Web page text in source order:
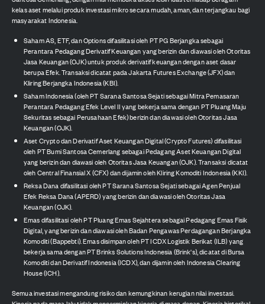
kelas aset melalui produk investasi mikro secara mudah, aman, dan terjangkau bagi
masyarakat Indonesia.
Saham AS, ETF, dan Options difasilitasi oleh PT PG Berjangka sebagai
Perantara Pedagang Derivatif Keuangan yang berizin dan diawasi oleh Otoritas
Jasa Keuangan (OJK) untuk produk derivatif keuangan dengan aset dasar
berupa Efek. Transaksi dicatat pada Jakarta Futures Exchange (JFX) dan
Kliring Berjangka Indonesia (KBI).
Saham Indonesia (oleh PT Sarana Santosa Sejati sebagai Mitra Pemasaran
Perantara Pedagang Efek Level II yang bekerja sama dengan PT Pluang Maju
Sekuritas sebagai Perusahaan Efek) berizin dan diawasi oleh Otoritas Jasa
Keuangan (OJK).
Aset Crypto dan Derivatif Aset Keuangan Digital (Crypto Futures) difasilitasi
oleh PT Bumi Santosa Cemerlang sebagai Pedagang Aset Keuangan Digital
yang berizin dan diawasi oleh Otoritas Jasa Keuangan (OJK). Transaksi dicatat
oleh Central Finansial X (CFX) dan dijamin oleh Kliring Komoditi Indonesia (KKI).
Reksa Dana difasilitasi oleh PT Sarana Santosa Sejati sebagai Agen Penjual
Efek Reksa Dana (APERD) yang berizin dan diawasi oleh Otoritas Jasa
Keuangan (OJK).
Emas difasilitasi oleh PT Pluang Emas Sejahtera sebagai Pedagang Emas Fisik
Digital, yang berizin dan diawasi oleh Badan Pengawas Perdagangan Berjangka
Komoditi (Bappebti). Emas disimpan oleh PT ICDX Logistik Berikat (ILB) yang
bekerja sama dengan PT Brinks Solutions Indonesia (Brink's), dicatat di Bursa
Komoditi dan Derivatif Indonesia (ICDX), dan dijamin oleh Indonesia Clearing
House (ICH).
Semua investasi mengandung risiko dan kemungkinan kerugian nilai investasi.